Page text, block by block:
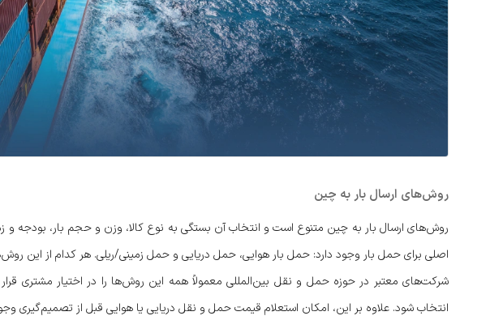
روش‌های ارسال بار به چین
روش‌های ارسال بار به چین متنوع است و انتخاب آن بستگی به نوع کالا، وزن و حجم بار، بودجه و
اصلی برای حمل بار وجود دارد: حمل بار هوایی، حمل دریایی و حمل زمینی/ریلی. هر کدام از این
شرکت‌های معتبر در حوزه حمل و نقل بین‌المللی معمولاً همه این روش‌ها را در اختیار مشتری قرار
انتخاب شود. علاوه بر این، امکان استعلام قیمت حمل و نقل دریایی یا هوایی قبل از تصمیم‌گیری